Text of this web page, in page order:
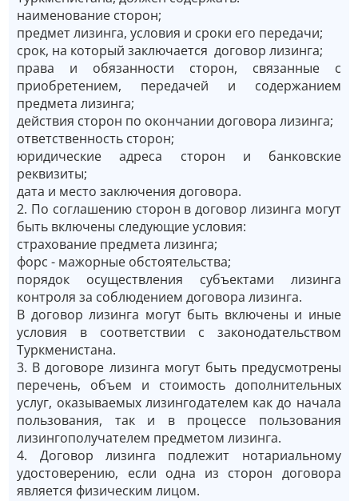
наименование сторон;
предмет лизинга, условия и сроки его передачи;
срок, на который заключается договор лизинга;
права и обязанности сторон, связанные с
приобретением, передачей и содержанием
предмета лизинга;
действия сторон по окончании договора лизинга;
ответственность сторон;
юридические адреса сторон и банковские
реквизиты;
дата и место заключения договора.
2. По соглашению сторон в договор лизинга могут
быть включены следующие условия:
страхование предмета лизинга;
форс - мажорные обстоятельства;
порядок осуществления субъектами лизинга
контроля за соблюдением договора лизинга.
В договор лизинга могут быть включены и иные
условия в соответствии с законодательством
Туркменистана.
3. В договоре лизинга могут быть предусмотрены
перечень, объем и стоимость дополнительных
услуг, оказываемых лизингодателем как до начала
пользования, так и в процессе пользования
лизингополучателем предметом лизинга.
4. Договор лизинга подлежит нотариальному
удостоверению, если одна из сторон договора
является физическим лицом.